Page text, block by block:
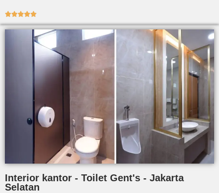

Interior kantor - Toilet Gent's - Jakarta
Selatan